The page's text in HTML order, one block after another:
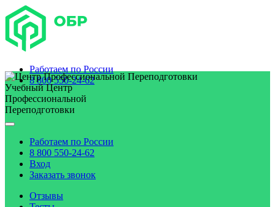
Работаем поРоссии
8 800 550-24-62
Учебный Центр
Профессиональной
Переподготовки
Работаем по России
8 800 550-24-62
Вход
Заказать звонок
Отзывы